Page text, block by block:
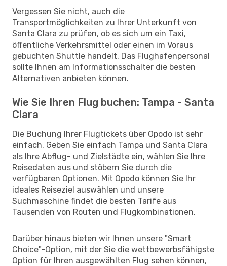
Vergessen Sie nicht, auch die
Transportmöglichkeiten zu Ihrer Unterkunft von
Santa Clara zu prüfen, ob es sich um ein Taxi,
öffentliche Verkehrsmittel oder einen im Voraus
gebuchten Shuttle handelt. Das Flughafenpersonal
sollte Ihnen am Informationsschalter die besten
Alternativen anbieten können.
Wie Sie Ihren Flug buchen: Tampa - Santa
Clara
Die Buchung Ihrer Flugtickets über Opodo ist sehr
einfach. Geben Sie einfach Tampa und Santa Clara
als Ihre Abflug- und Zielstädte ein, wählen Sie Ihre
Reisedaten aus und stöbern Sie durch die
verfügbaren Optionen. Mit Opodo können Sie Ihr
ideales Reiseziel auswählen und unsere
Suchmaschine findet die besten Tarife aus
Tausenden von Routen und Flugkombinationen.
Darüber hinaus bieten wir Ihnen unsere "Smart
Choice"-Option, mit der Sie die wettbewerbsfähigste
Option für Ihren ausgewählten Flug sehen können,